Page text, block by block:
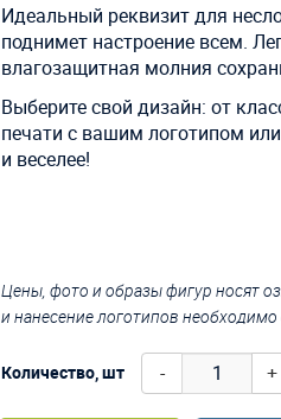
Идеальный реквизит для
поднимет настроение всем.
влагозащитная молния
Выберите свой дизайн: от
печати с вашим логотипом
и веселее!
Цены, фото и образы фигур носят
и нанесение логотипов необходимо
Количество, шт - +